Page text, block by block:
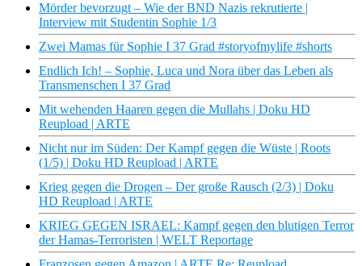
Mörder bevorzugt – Wie der BND Nazis rekrutierte |
Interview mit Studentin Sophie 1/3
Zwei Mamas für Sophie I 37 Grad #storyofmylife #shorts
Endlich Ich! – Sophie, Luca und Nora über das Leben als
Transmenschen I 37 Grad
Mit wehenden Haaren gegen die Mullahs | Doku HD
Reupload | ARTE
Nicht nur im Süden: Der Kampf gegen die Wüste | Roots
(1/5) | Doku HD Reupload | ARTE
Krieg gegen die Drogen – Der große Rausch (2/3) | Doku
HD Reupload | ARTE
KRIEG GEGEN ISRAEL: Kampf gegen den blutigen Terror
der Hamas-Terroristen | WELT Reportage